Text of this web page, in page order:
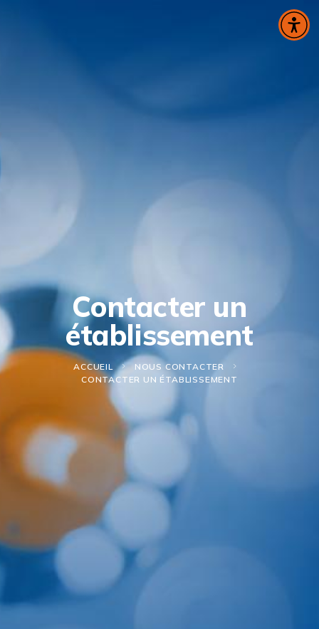
Contacter un
établissement
ACCUEIL
NOUS CONTACTER
CONTACTER UN ÉTABLISSEMENT